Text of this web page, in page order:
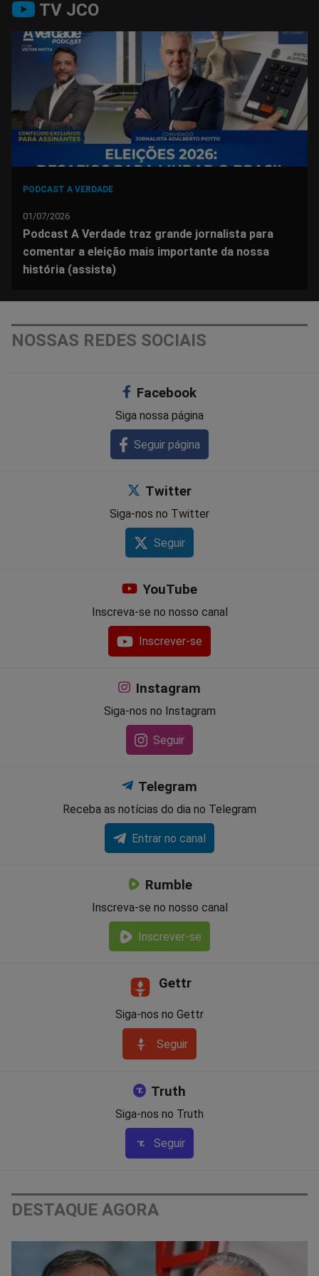
no
Facebook
no
Whatsapp
no
Twitter
no
Messenger
no
Telegram
no
Gettr
TV JCO
PODCAST A VERDADE
01/07/2026
Podcast A Verdade traz grande jornalista para
comentar a eleição mais importante da nossa
história (assista)
NOSSAS REDES SOCIAIS
Facebook
Siga nossa página
Seguir página
Twitter
Siga-nos no Twitter
Seguir
YouTube
Inscreva-se no nosso canal
Inscrever-se
Instagram
Siga-nos no Instagram
Seguir
Telegram
Receba as notícias do dia no Telegram
Entrar no canal
Rumble
Inscreva-se no nosso canal
Inscrever-se
Gettr
Siga-nos no Gettr
Seguir
Truth
Siga-nos no Truth
Seguir
DESTAQUE AGORA